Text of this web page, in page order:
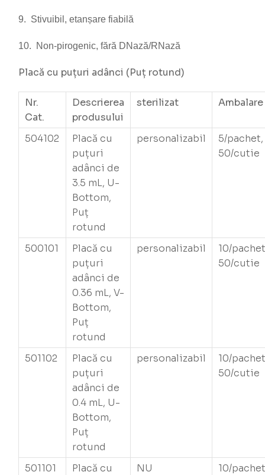
9. Stivuibil, etanșare fiabilă
10. Non-pirogenic, fără DNază/RNază
Placă cu puțuri adânci (Puț rotund)
Nr.
Cat.
Descrierea
produsului
sterilizat Ambalare
504102
Placă cu
puțuri
adânci de
3.5 mL, U-
Bottom,
Puț
rotund
personalizabil
5/pachet,
50/cutie
500101
Placă cu
puțuri
adânci de
0.36 mL, V-
Bottom,
Puț
rotund
personalizabil
10/
50/cutie
501102
Placă cu
puțuri
adânci de
0.4 mL, U-
Bottom,
Puț
rotund
personalizabil
10/
50/cutie
501101
Placă cu
NU
10/